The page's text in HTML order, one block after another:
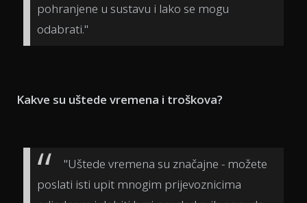
pohranjene u sustavu i lako se mogu
odabrati."
Kakve su uštede vremena i troškova?
"Uštede vremena su značajne - možete
poslati isti upit mnogim prijevoznicima